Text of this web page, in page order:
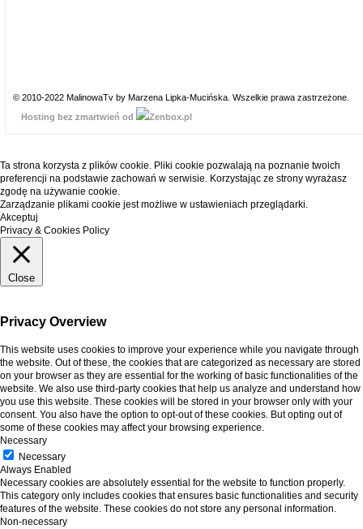
© 2010-2022 MalinowaTv by Marzena Lipka-Mucińska. Wszelkie prawa zastrzeżone.
Hosting bez zmartwień od
Ta strona korzysta z plików cookie. Pliki cookie pozwalają na poznanie twoich
preferencji na podstawie zachowań w serwisie. Korzystając ze strony wyrażasz
zgodę na używanie cookie.
Zarządzanie plikami cookie jest możliwe w ustawieniach przeglądarki.
Akceptuj
Privacy & Cookies Policy
Close
Privacy Overview
This website uses cookies to improve your experience while you navigate through
the website. Out of these, the cookies that are categorized as necessary are stored
on your browser as they are essential for the working of basic functionalities of the
website. We also use third-party cookies that help us analyze and understand how
you use this website. These cookies will be stored in your browser only with your
consent. You also have the option to opt-out of these cookies. But opting out of
some of these cookies may affect your browsing experience.
Necessary
Necessary
Always Enabled
Necessary cookies are absolutely essential for the website to function properly.
This category only includes cookies that ensures basic functionalities and security
features of the website. These cookies do not store any personal information.
Non-necessary